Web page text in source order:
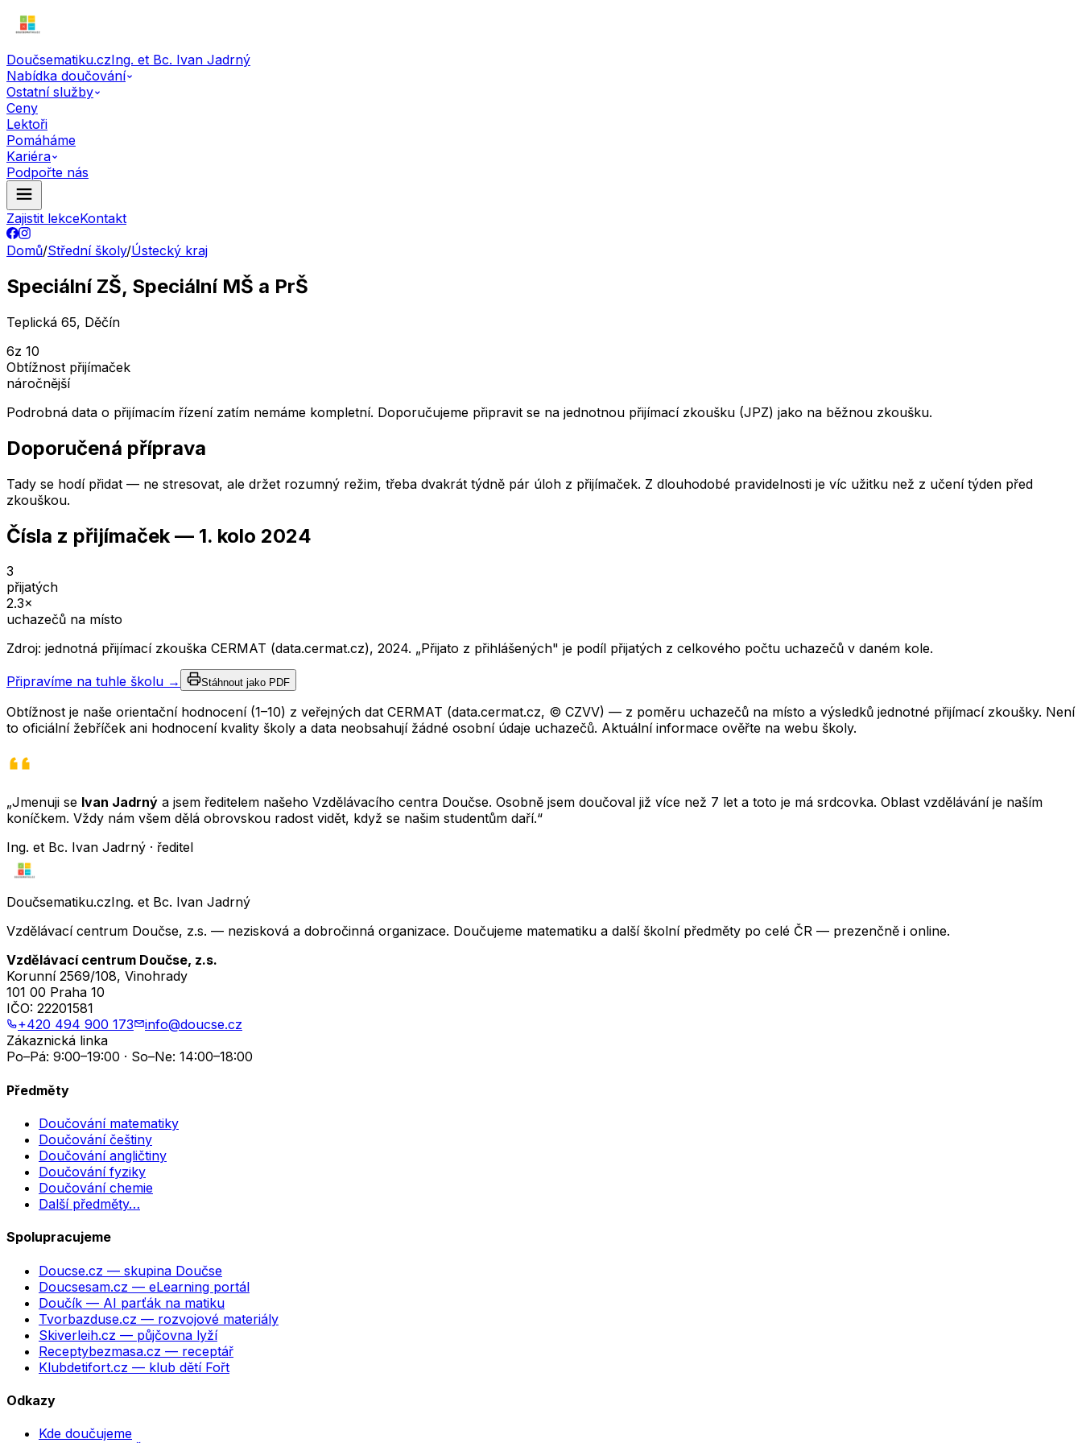
Doučsematiku.czIng. et Bc. Ivan Jadrný
Nabídka doučování
Ostatní služby
Ceny
Lektoři
Pomáháme
Kariéra
Podpořte nás
Zajistit lekceKontakt
Domů/Střední školy/Ústecký kraj
Speciální ZŠ, Speciální MŠ a PrŠ
Teplická 65, Děčín
6z 10
Obtížnost přijímaček
náročnější
Podrobná data o přijímacím řízení zatím nemáme kompletní. Doporučujeme připravit se na jednotnou přijímací zkoušku (JPZ) jako na běžnou zkoušku.
Doporučená příprava
Tady se hodí přidat — ne stresovat, ale držet rozumný režim, třeba dvakrát týdně pár úloh z přijímaček. Z dlouhodobé pravidelnosti je víc užitku než z učení týden před
zkouškou.
Čísla z přijímaček — 1. kolo 2024
3
přijatých
2.3×
uchazečů na místo
Zdroj: jednotná přijímací zkouška CERMAT (data.cermat.cz), 2024. „Přijato z přihlášených" je podíl přijatých z celkového počtu uchazečů v daném kole.
Připravíme na tuhle školu → Stáhnout jako PDF
Obtížnost je naše orientační hodnocení (1–10) z veřejných dat CERMAT (data.cermat.cz, © CZVV) — z poměru uchazečů na místo a výsledků jednotné přijímací zkoušky. Není
to oficiální žebříček ani hodnocení kvality školy a data neobsahují žádné osobní údaje uchazečů. Aktuální informace ověřte na webu školy.
„Jmenuji se Ivan Jadrný a jsem ředitelem našeho Vzdělávacího centra Doučse. Osobně jsem doučoval již více než 7 let a toto je má srdcovka. Oblast vzdělávání je naším
koníčkem. Vždy nám všem dělá obrovskou radost vidět, když se našim studentům daří.“
Ing. et Bc. Ivan Jadrný · ředitel
Doučsematiku.czIng. et Bc. Ivan Jadrný
Vzdělávací centrum Doučse, z.s. — nezisková a dobročinná organizace. Doučujeme matematiku a další školní předměty po celé ČR — prezenčně i online.
Vzdělávací centrum Doučse, z.s.
Korunní 2569/108, Vinohrady
101 00 Praha 10
IČO: 22201581
+420 494 900 173
info@doucse.cz
Zákaznická linka
Po–Pá: 9:00–19:00 · So–Ne: 14:00–18:00
Předměty
Doučování matematiky
Doučování češtiny
Doučování angličtiny
Doučování fyziky
Doučování chemie
Další předměty…
Spolupracujeme
Doucse.cz — skupina Doučse
Doucsesam.cz — eLearning portál
Doučík — AI parťák na matiku
Tvorbazduse.cz — rozvojové materiály
Skiverleih.cz — půjčovna lyží
Receptybezmasa.cz — receptář
Klubdetifort.cz — klub dětí Fořt
Odkazy
Kde doučujeme